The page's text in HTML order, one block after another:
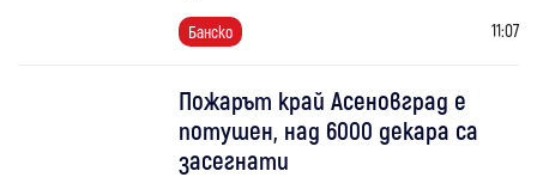
Банско 11:07
Пожарът край Асеновград е
потушен, над 6000 декара са
засегнати